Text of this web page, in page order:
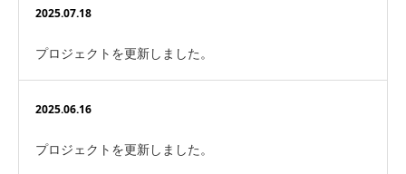
2025.07.18
プロジェクトを更新しました。
2025.06.16
プロジェクトを更新しました。